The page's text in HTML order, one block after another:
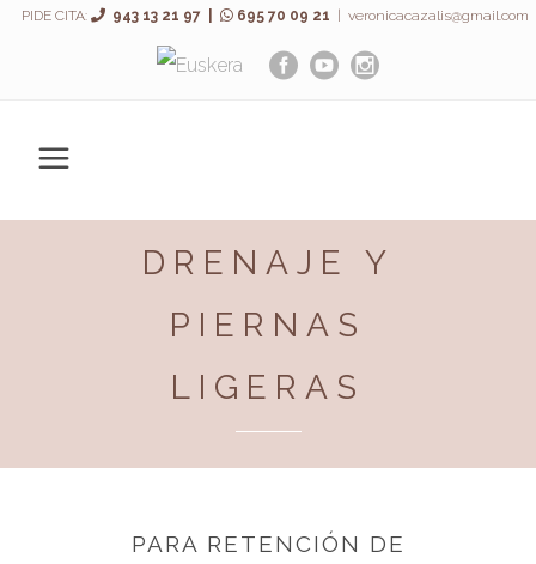
PIDE CITA: 943 13 21 97 | 695 70 09 21 | veronicacazalis@gmail.com
DRENAJE Y
PIERNAS
LIGERAS
PARA RETENCIÓN DE